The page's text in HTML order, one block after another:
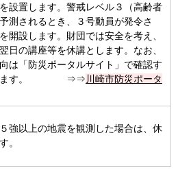
設置します。警戒レベル３（高齢者
測されるとき、３号動員が発令さ
開設します。財団では安全を考え、
日の講座等を休講とします。なお、
は「防災ポータルサイト」で確認す
きます。 ⇒⇒ 川崎市防災ポータ
強以上の地震を観測した場合は、休
。